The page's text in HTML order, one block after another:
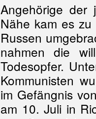
Angehörige der
Nähe kam es zu
Russen
nahmen die
Todesopfer.
Kommunisten
im Gefängnis
am 10. Juli in